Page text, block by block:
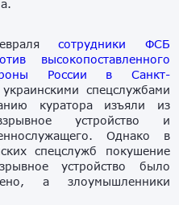
сотрудники ФСБ
высокопоставленного
России в Санкт-
спецслужбами
куратора изъяли из
устройство и
Однако в
спецслужб покушение
устройство было
а злоумышленники